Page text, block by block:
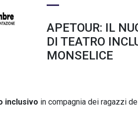
APETOUR: IL
DI TEATRO
MONSELICE
inclusivo in compagnia dei ragazzi